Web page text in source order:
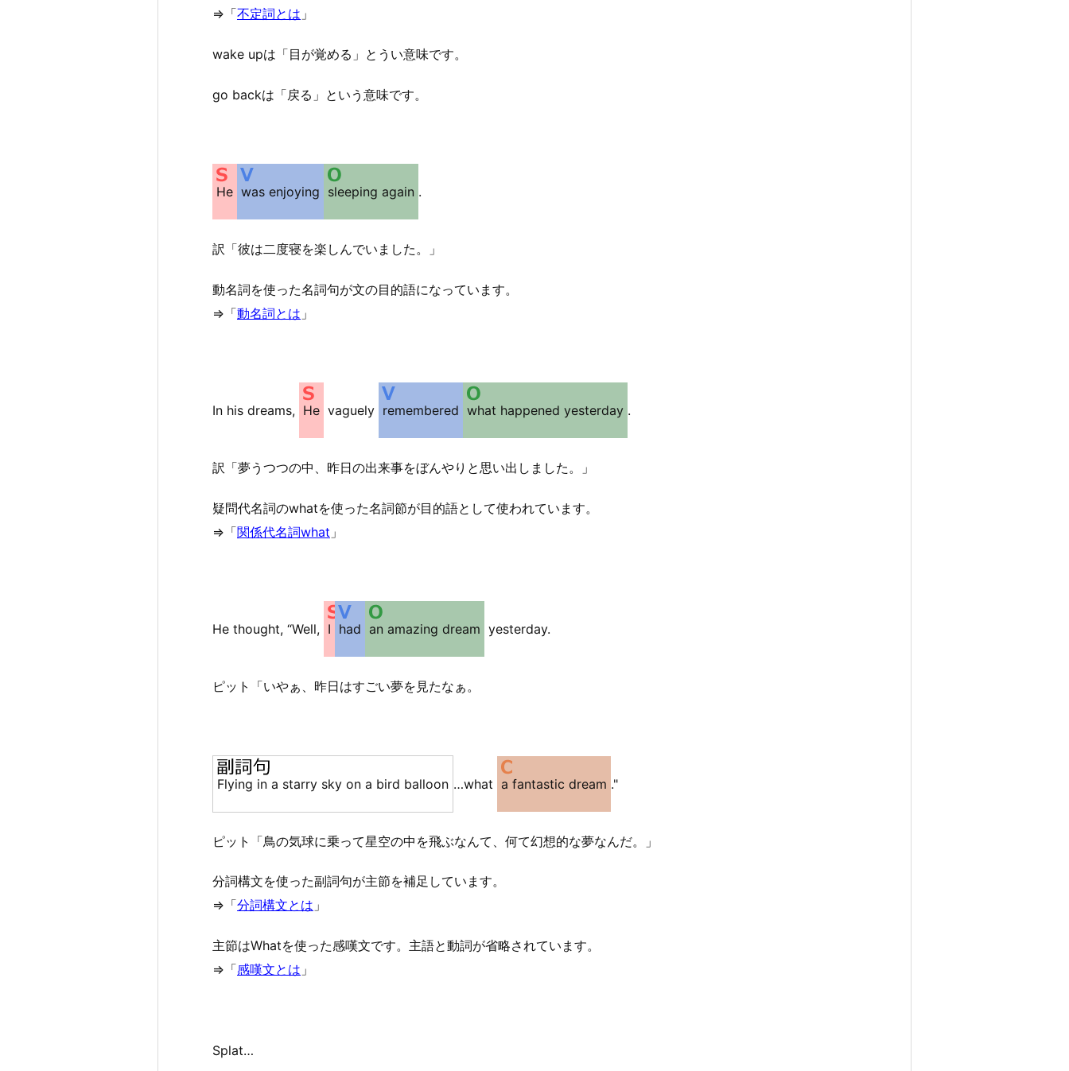
⇒「不定詞とは 」
wake upは「目が覚める」とうい意味です。
go backは「戻る」という意味です。
He was enjoying sleeping again .
訳「彼は二度寝を楽しんでいました。」
動名詞を使った名詞句が文の目的語になっています。
⇒「動名詞とは 」
In his dreams, He vaguely remembered what happened yesterday .
訳「夢うつつの中、昨日の出来事をぼんやりと思い出しました。」
疑問代名詞のwhatを使った名詞節が目的語として使われています。
⇒「関係代名詞what 」
He thought, “Well, I had an amazing dream yesterday.
ピット「いやぁ、昨日はすごい夢を見たなぁ。
Flying in a starry sky on a bird balloon …what a fantastic dream ."
ピット「鳥の気球に乗って星空の中を飛ぶなんて、何て幻想的な夢なんだ。」
分詞構文を使った副詞句が主節を補足しています。
⇒「分詞構文とは 」
主節はWhatを使った感嘆文です。主語と動詞が省略されています。
⇒「感嘆文とは 」
Splat…